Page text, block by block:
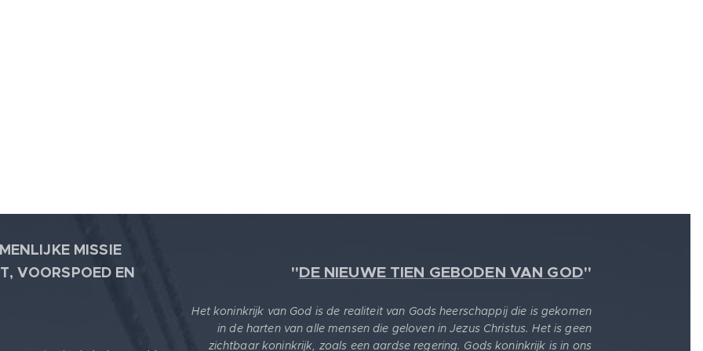
MISSIE
VOORSPOED EN
"DE NIEUWE TIEN GEBODEN VAN GOD"
Het koninkrijk van God is de realiteit van Gods heerschappij die is gekomen
in de harten van alle mensen die geloven in Jezus Christus. Het is geen
zichtbaar koninkrijk, zoals een aardse regering. Gods koninkrijk is in ons